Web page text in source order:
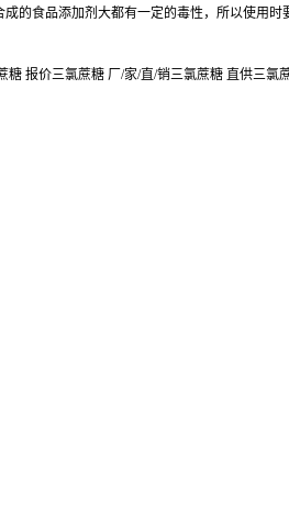
的食品添加剂大都有一定的毒性，所以使用时
报价三氯蔗糖 厂/家/直/销三氯蔗糖 直供三